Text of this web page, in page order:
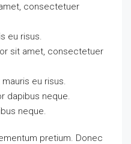
consectetuer
eu risus.
sit amet, consectetuer
eu risus.
dapibus neque.
neque.
pretium. Donec